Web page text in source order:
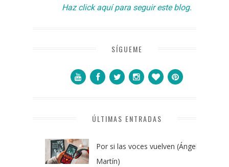
Haz click aquí para seguir este blog.
SÍGUEME
ÚLTIMAS ENTRADAS
Por si las voces vuelven (Ángel
Martín)